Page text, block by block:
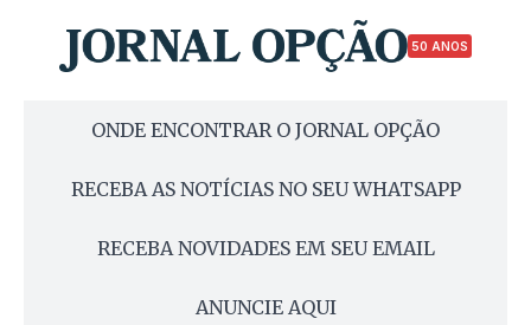
50 ANOS
ONDE ENCONTRAR O JORNAL OPÇÃO
RECEBA AS NOTÍCIAS NO SEU WHATSAPP
RECEBA NOVIDADES EM SEU EMAIL
ANUNCIE AQUI